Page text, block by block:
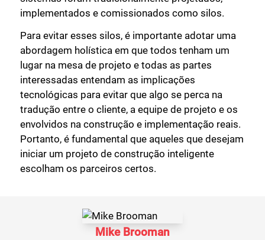
implementados e comissionados como silos.
Para evitar esses silos, é importante adotar uma
abordagem holística em que todos tenham um
lugar na mesa de projeto e todas as partes
interessadas entendam as implicações
tecnológicas para evitar que algo se perca na
tradução entre o cliente, a equipe de projeto e os
envolvidos na construção e implementação reais.
Portanto, é fundamental que aqueles que desejam
iniciar um projeto de construção inteligente
escolham os parceiros certos.
Mike Brooman